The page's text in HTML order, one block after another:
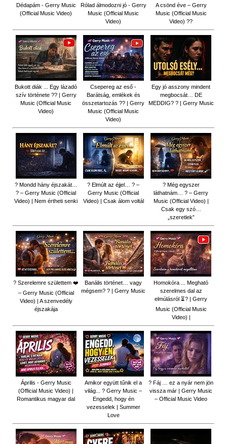
Dédapám - Gerry Music
(Official Music Video)
Rólad álmodozni jó - Gerry
Music (Official Music
Video)
A csönd éve – Gerry
Music (Official Music
Video) ??
Bukott diák ... Egy lázadó
szív története ?? | Gerry
Music (Official Music
Video)
Csepereg az eső -
Barátság, emlékek és
összetartozás ?️? | Gerry
Music (Official Music
Video)
Egy jó asszony mindent
megbocsát… DE
MEDDIG? ? | Gerry Music
? Mondd hány éjszakát…
? – Gerry Music (Official
Video) | Nem értheti senki
? Elmúlt az éjjel… ? –
Gerry Music (Official
Video) | Csak álom voltál
? Még egyszer
láthatnám… ? – Gerry
Music (Official Video) |
Csak egy szó…
„szeretlek”
? Szerelemre születtem ❤️
– Gerry Music (Official
Video) | A szenvedély
éjszakája
Banális történet… vagy
mégsem? ? | Gerry Music
Homokóra ... Megható
szerelmes dal az
elmúlásról ⏳? | Gerry
Music (Official Music
Video) |
Április - Gerry Music
(Official Music Video) |
Romantikus magyar dal
Amikor együtt tűnik el a
világ... ? Gerry Music –
Engedd, hogy én
vezesselek | Summer
Love
? Fáj … ez a nyár nem jön
vissza már | Gerry Music
– Official Music Video